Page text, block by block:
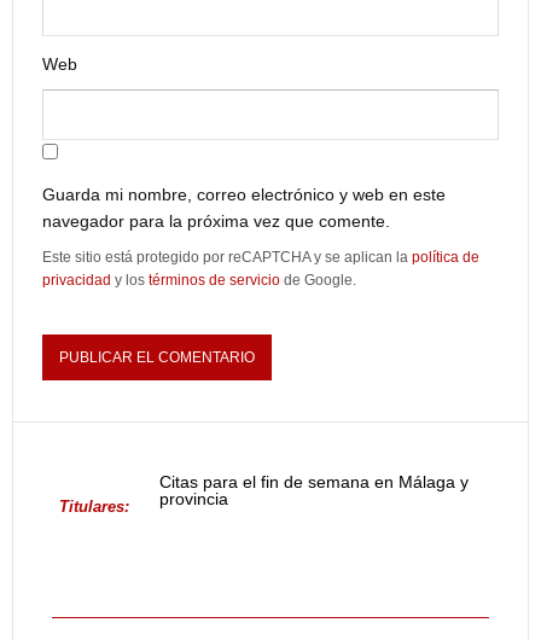
Web
Guarda mi nombre, correo electrónico y web en este
navegador para la próxima vez que comente.
Este sitio está protegido por reCAPTCHA y se aplican la política de
privacidad y los términos de servicio de Google.
Titulares:
Citas para el fin de semana en Málaga y
provincia